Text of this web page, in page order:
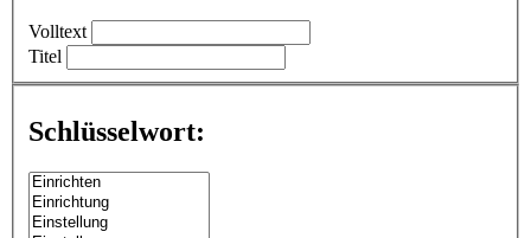
Volltext
Titel
Schlüsselwort: